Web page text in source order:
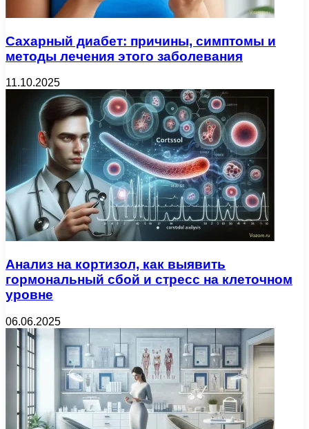
Сахарный диабет: причины, симптомы и
методы лечения этого заболевания
11.10.2025
Анализ на кортизол, как выявить
гормональный сбой и стресс на клеточном
уровне
06.06.2025